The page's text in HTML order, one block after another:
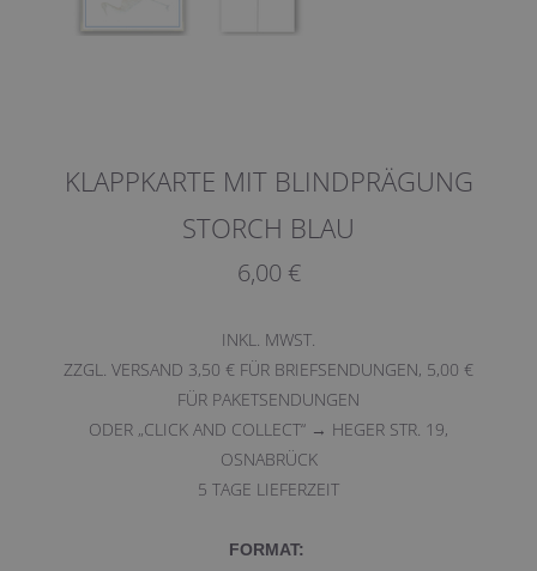
KLAPPKARTE MIT BLINDPRÄGUNG
STORCH BLAU
6,00 €
INKL. MWST.
ZZGL. VERSAND 3,50 € FÜR BRIEFSENDUNGEN, 5,00 €
FÜR PAKETSENDUNGEN
ODER „CLICK AND COLLECT“ → HEGER STR. 19,
OSNABRÜCK
5 TAGE LIEFERZEIT
FORMAT: